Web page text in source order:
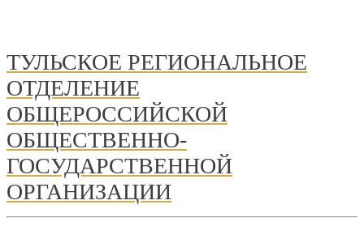
ТУЛЬСКОЕ РЕГИОНАЛЬНОЕ
ОТДЕЛЕНИЕ
ОБЩЕРОССИЙСКОЙ
ОБЩЕСТВЕННО-
ГОСУДАРСТВЕННОЙ
ОРГАНИЗАЦИИ